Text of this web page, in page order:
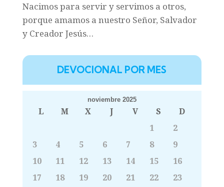
Nacimos para servir y servimos a otros,
porque amamos a nuestro Señor, Salvador
y Creador Jesús…
DEVOCIONAL POR MES
noviembre 2025
L M X J V S
D
1
2
3
4 5 6 7 8
9
10
11 12 13 14 15
16
17
18 19 20 21 22
23